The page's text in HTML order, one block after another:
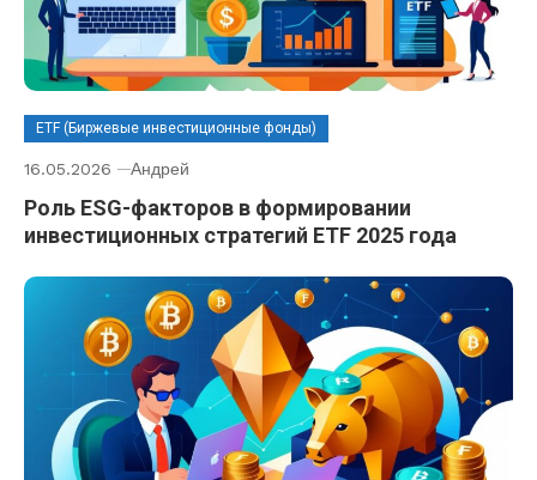
ETF (Биржевые инвестиционные фонды)
16.05.2026 Андрей
Роль ESG-факторов в формировании
инвестиционных стратегий ETF 2025 года